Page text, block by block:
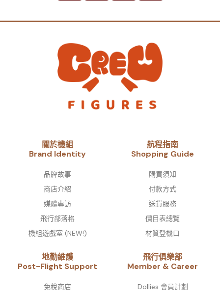
關於機組
Brand Identity​
品牌故事​
商店介紹
媒體專訪
飛行部落格
機組遊戲室 (NEW!)
航程指南
Shopping Guide
購買須知
付款方式
送貨服務
價目表總覽
材質登機口
地勤維護
Post-Flight Support
免稅商店
飛行俱樂部
Member & Career
Dollies 會員計劃